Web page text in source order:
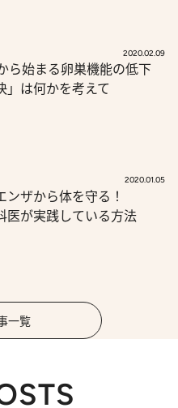
2020.02.09
ら始まる卵巣機能の低下
」は何かを考えて
2020.01.05
ンザから体を守る！
医が実践している方法
一覧